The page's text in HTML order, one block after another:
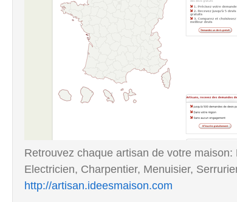
Retrouvez chaque artisan de votre
Electricien, Charpentier, Menuisier,
http://artisan.ideesmaison.com